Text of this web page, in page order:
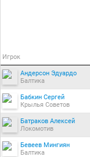
Игрок
Андерсон Эдуардо
Балтика
Бабкин Сергей
Крылья Советов
Батраков Алексей
Локомотив
Бевеев Мингиян
Балтика